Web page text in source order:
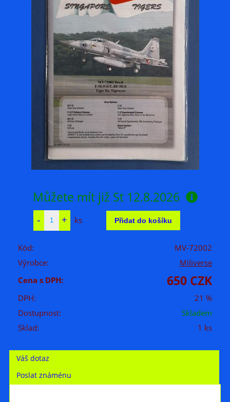
Můžete mít již St 12.8.2026
ks
Kód:
MV-72002
Výrobce:
Miliverse
Cena s DPH:
650 CZK
DPH:
21 %
Dostupnost:
Skladem
Sklad:
1 ks
Váš dotaz
Poslat známénu